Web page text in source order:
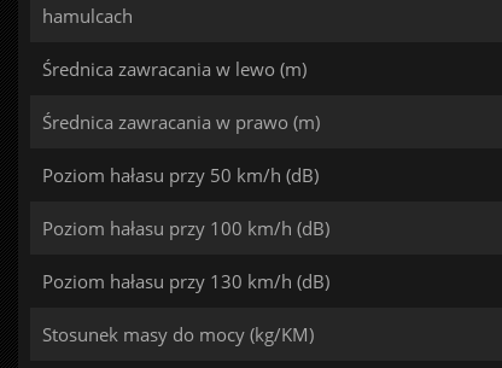
hamulcach
Średnica zawracania w lewo (m)
Średnica zawracania w prawo (m)
Poziom hałasu przy 50 km/h (dB)
Poziom hałasu przy 100 km/h (dB)
Poziom hałasu przy 130 km/h (dB)
Stosunek masy do mocy (kg/KM)